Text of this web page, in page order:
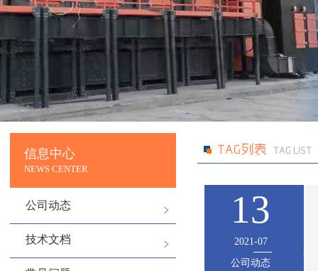
信息中心
NEWS CENTER
公司动态
技术文档
13
2021-07
公司动态